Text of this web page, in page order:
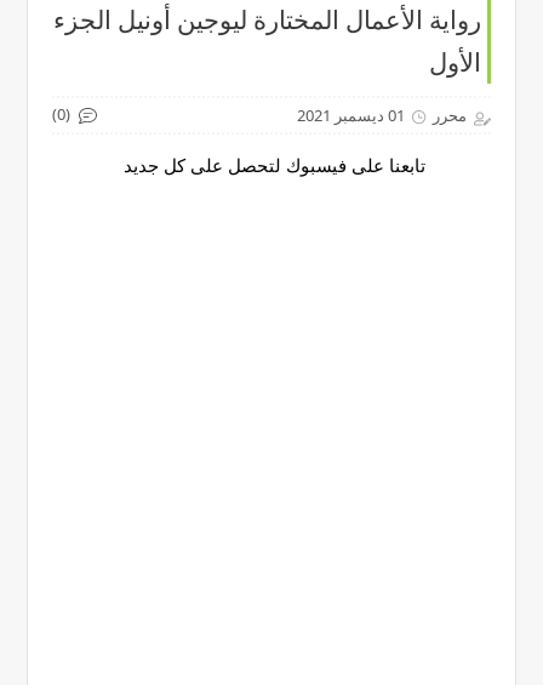
رواية الأعمال المختارة ليوجين أونيل الجزء
الأول
محرر 01 ديسمبر 2021 (0)
تابعنا على فيسبوك لتحصل على كل جديد